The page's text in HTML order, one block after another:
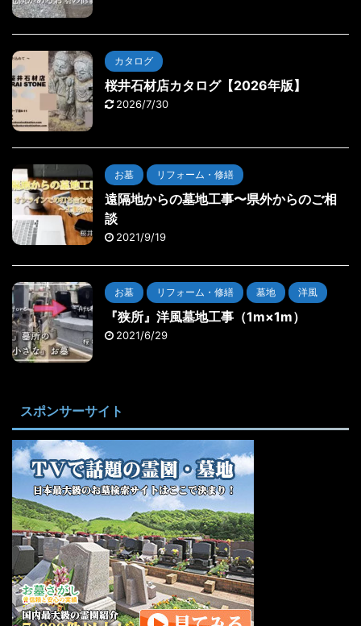
カタログ
桜井石材店カタログ【2026年版】
2026/7/30
お墓 リフォーム・修繕
遠隔地からの墓地工事〜県外からのご相
談
2021/9/19
お墓 リフォーム・修繕 墓地 洋風
『狭所』洋風墓地工事（1m×1m）
2021/6/29
スポンサーサイト